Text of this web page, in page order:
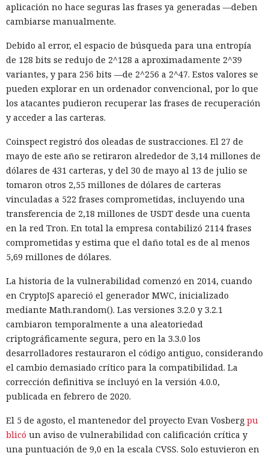
aplicación no hace seguras las frases ya generadas —deben
cambiarse manualmente.
Debido al error, el espacio de búsqueda para una entropía
de 128 bits se redujo de 2^128 a aproximadamente 2^39
variantes, y para 256 bits —de 2^256 a 2^47. Estos valores se
pueden explorar en un ordenador convencional, por lo que
los atacantes pudieron recuperar las frases de recuperación
y acceder a las carteras.
Coinspect registró dos oleadas de sustracciones. El 27 de
mayo de este año se retiraron alrededor de 3,14 millones de
dólares de 431 carteras, y del 30 de mayo al 13 de julio se
tomaron otros 2,55 millones de dólares de carteras
vinculadas a 522 frases comprometidas, incluyendo una
transferencia de 2,18 millones de USDT desde una cuenta
en la red Tron. En total la empresa contabilizó 2114 frases
comprometidas y estima que el daño total es de al menos
5,69 millones de dólares.
La historia de la vulnerabilidad comenzó en 2014, cuando
en CryptoJS apareció el generador MWC, inicializado
mediante Math.random(). Las versiones 3.2.0 y 3.2.1
cambiaron temporalmente a una aleatoriedad
criptográficamente segura, pero en la 3.3.0 los
desarrolladores restauraron el código antiguo, considerando
el cambio demasiado crítico para la compatibilidad. La
corrección definitiva se incluyó en la versión 4.0.0,
publicada en febrero de 2020.
El 5 de agosto, el mantenedor del proyecto Evan Vosberg pu
blicó un aviso de vulnerabilidad con calificación crítica y
una puntuación de 9,0 en la escala CVSS. Solo estuvieron en